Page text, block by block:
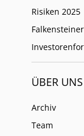
Risiken 2025
ÜBER UNS
Archiv
Team